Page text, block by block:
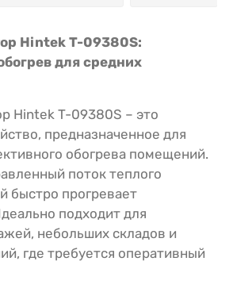
Hintek T-09380S:
для средних
Hintek T-09380S – это
предназначенное для
обогрева помещений.
поток теплого
быстро прогревает
подходит для
небольших складов и
где требуется оперативный